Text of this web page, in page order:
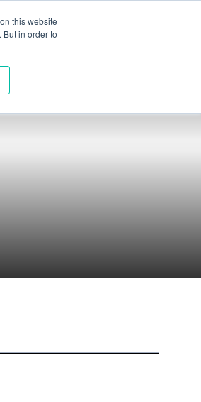
this website
in order toKontakt
Amerika